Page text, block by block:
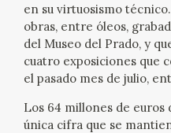
EL VIAJE DE GOYA
CATÁLOGO
GOYA EN EL MUNDO
GOYA EN ARAGÓN
en su virtuosismo
obras, entre óleos,
del Museo del Prado, y
cuatro exposiciones que
el pasado mes de julio,
Los 64 millones de euros
única cifra que se